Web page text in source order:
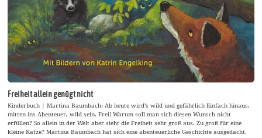
Freiheit allein genügt nicht
Kinderbuch | Martina Baumbach: Ab heute wird’s wild und gefährlich Einfach hinaus,
mitten ins Abenteuer, wild sein. Frei! Warum soll man sich diesen Wunsch nicht
erfüllen? So allein in der Welt aber sieht die Freiheit sehr groß aus. Zu groß für eine
kleine Katze? Martina Baumbach hat sich eine abenteuerliche Geschichte ausgedacht.